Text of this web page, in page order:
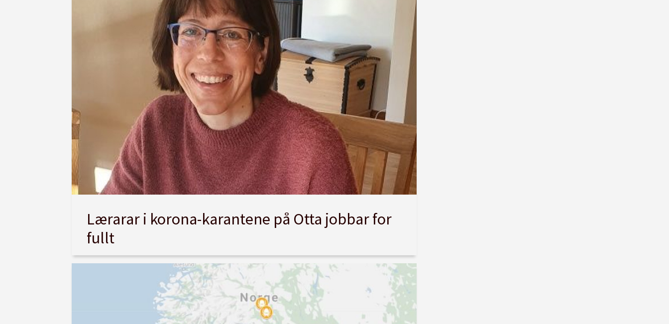
Lærarar i korona-karantene på Otta jobbar for
fullt